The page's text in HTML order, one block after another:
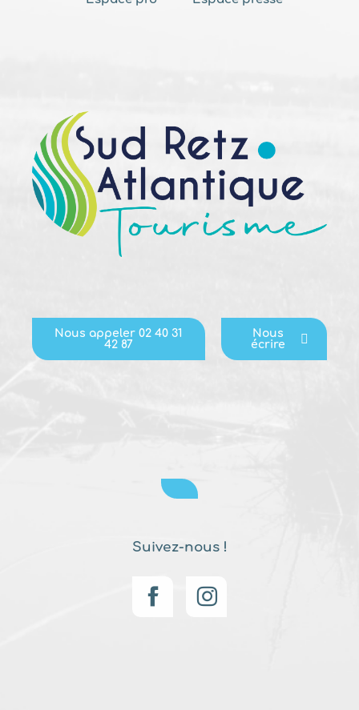
Nous appeler 02 40 31
42 87
Nous
écrire
Suivez-nous !